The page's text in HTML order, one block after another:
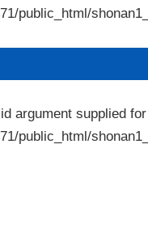
public_html/
argument supplied
public_html/